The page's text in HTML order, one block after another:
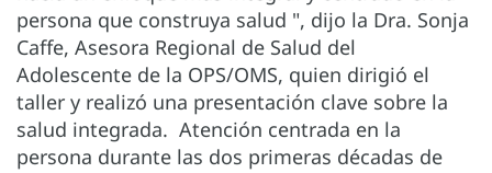
persona que construya salud ", dijo la Dra. Sonja
Caffe, Asesora Regional de Salud del
Adolescente de la OPS/OMS, quien dirigió el
taller y realizó una presentación clave sobre la
salud integrada. Atención centrada en la
persona durante las dos primeras décadas de